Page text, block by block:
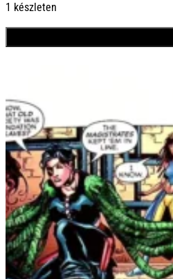
1 készleten